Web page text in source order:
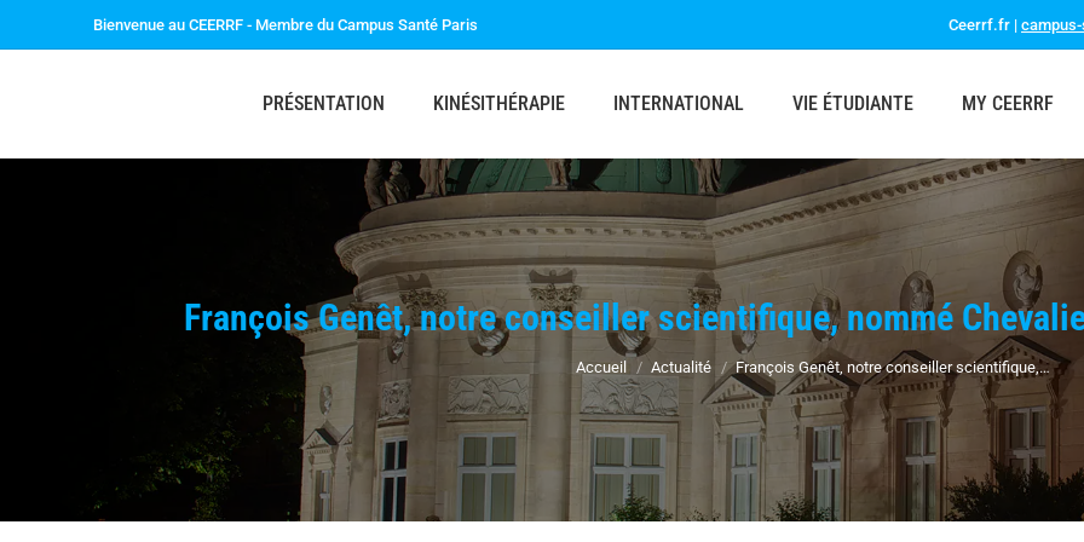
Bienvenue au CEERRF - Membre du Campus Santé Paris Ceerrf.fr |
PRÉSENTATION KINÉSITHÉRAPIE INTERNATIONAL VIE ÉTUDIANTE MY CEERRF
François Genêt, notre conseiller scientifique, nommé
Vous êtes ici :
Accueil Actualité François Genêt, notre conseiller scientifique,…